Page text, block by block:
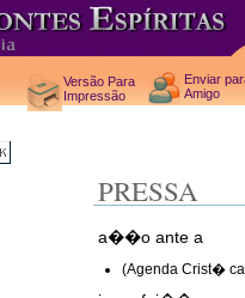
Versão Para
Impressão
Enviar
Amigo
PRESSA
a��o ante a
(Agenda Crist�